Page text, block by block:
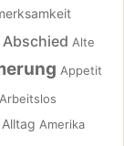
Abschied Alte
Appetit
Arbeitslos
Alltag Amerika